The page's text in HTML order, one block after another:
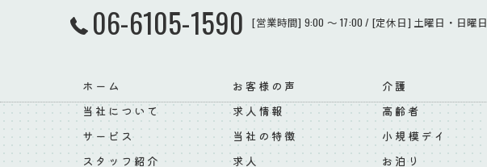
06-6105-1590 [営業時間] 9:00 ～ 17:00 / [定休日] 土曜日・日曜日
ホーム
当社について
サービス
スタッフ紹介
お客様の声
求人情報
当社の特徴
求人
介護
高齢者
小規模デイ
お泊り